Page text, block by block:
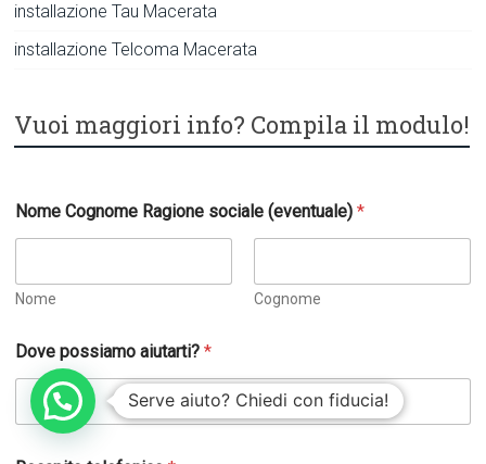
installazione Tau Macerata
installazione Telcoma Macerata
Vuoi maggiori info? Compila il modulo!
Nome Cognome Ragione sociale (eventuale)*
Nome Cognome
Dove possiamo aiutarti?*
Serve aiuto? Chiedi con fiducia!